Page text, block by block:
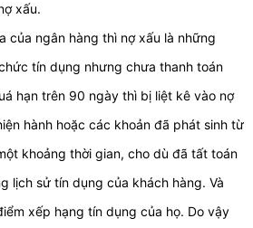
xấu.
của ngân hàng thì nợ xấu là những
tín dụng nhưng chưa thanh toán
hạn trên 90 ngày thì bị liệt kê vào nợ
hành hoặc các khoản đã phát sinh từ
khoảng thời gian, cho dù đã tất toán
lịch sử tín dụng của khách hàng. Và
xếp hạng tín dụng của họ. Do vậy